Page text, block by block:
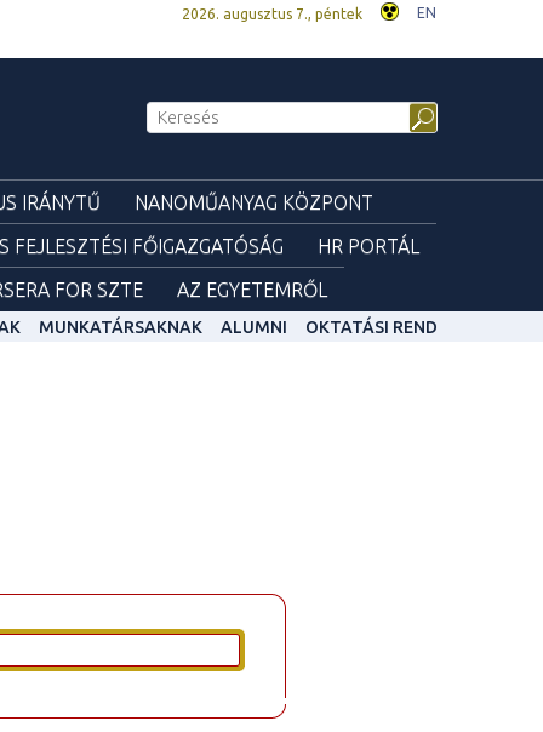
2026. augusztus 7., péntek EN
IRÁNYTŰ
NANOMŰANYAG KÖZPONT
FEJLESZTÉSI FŐIGAZGATÓSÁG
HR PORTÁL
FOR SZTE
AZ EGYETEMRŐL
MUNKATÁRSAKNAK ALUMNI OKTATÁSI REND